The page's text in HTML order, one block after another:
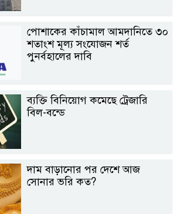
পোশাকের কাঁচামাল আমদানিতে ৩০
শতাংশ মূল্য সংযোজন শর্ত
পুনর্বহালের দাবি
ব্যক্তি বিনিয়োগ কমেছে ট্রেজারি
বিল-বন্ডে
দাম বাড়ানোর পর দেশে আজ
সোনার ভরি কত?